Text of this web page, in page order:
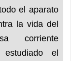
el aparato
la vida del
corriente
estudiado el